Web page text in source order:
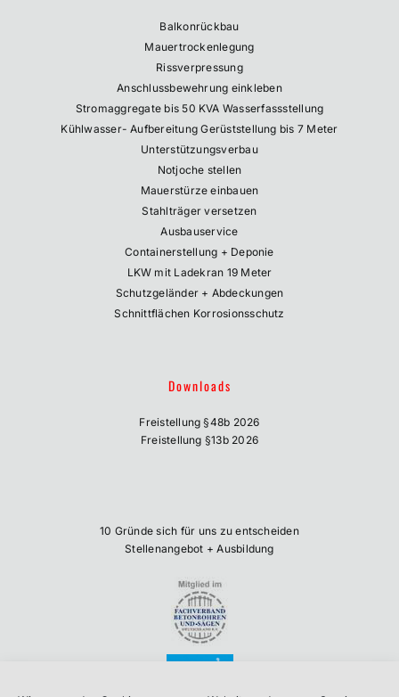
Balkonrückbau
Mauertrockenlegung
Rissverpressung
Anschlussbewehrung einkleben
Stromaggregate bis 50 KVA Wasserfassstellung
Kühlwasser- Aufbereitung Gerüststellung bis 7 Meter
Unterstützungsverbau
Notjoche stellen
Mauerstürze einbauen
Stahlträger versetzen
Ausbauservice
Containerstellung + Deponie
LKW mit Ladekran 19 Meter
Schutzgeländer + Abdeckungen
Schnittflächen Korrosionsschutz
Downloads
Freistellung §48b 2026
Freistellung §13b 2026
10 Gründe sich für uns zu entscheiden
Stellenangebot + Ausbildung